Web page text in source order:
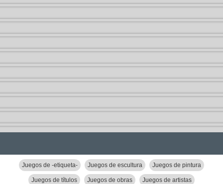
Juegos de -etiqueta- Juegos de escultura Juegos de pintura
Juegos de títulos Juegos de obras Juegos de artistas